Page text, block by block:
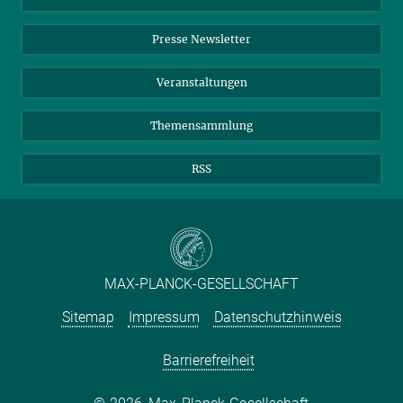
TikTok
Instagram
YouTube
Presse Newsletter
Veranstaltungen
Themensammlung
RSS
MAX-PLANCK-GESELLSCHAFT
Sitemap
Impressum Datenschutzhinweis
Barrierefreiheit